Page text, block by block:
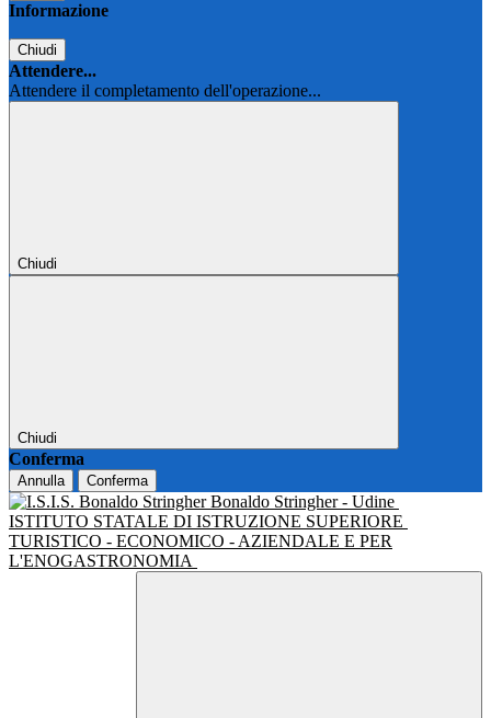
Informazione
Chiudi
Attendere...
Attendere il completamento dell'operazione...
Chiudi
Chiudi
Conferma
Annulla Conferma
Bonaldo Stringher - Udine
ISTITUTO STATALE DI ISTRUZIONE SUPERIORE
TURISTICO - ECONOMICO - AZIENDALE E PER
L'ENOGASTRONOMIA